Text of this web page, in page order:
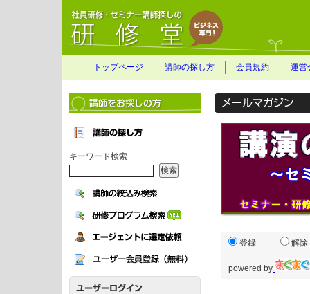
トップページ 講師の探し方 会員規約 運営
キーワード検索
登録 解除
powered by